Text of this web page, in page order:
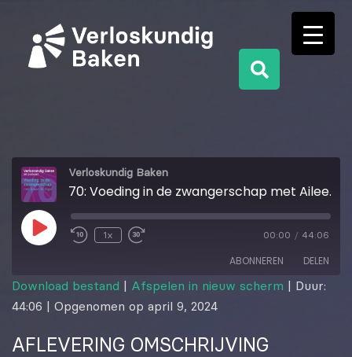
Verloskundig Baken
70: Voeding in de zwangerschap met Aileen de Vogel
1x 00:00 / 44:06
ABONNEREN DELEN
DELEN
LINK
Download bestand | Afspelen in nieuw scherm | Duur:
44:06 | Opgenomen op april 9, 2024
AFLEVERING OMSCHRIJVING